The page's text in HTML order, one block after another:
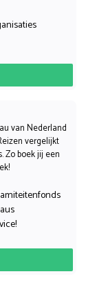
van Nederland
vergelijkt
Zo boek jij een